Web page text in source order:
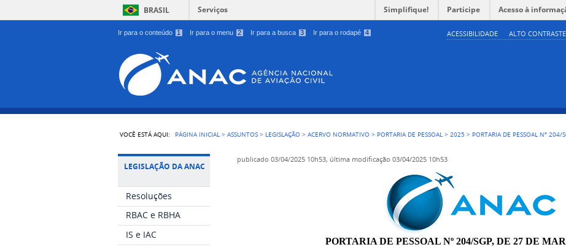
Ir para o conteúdo 1 Ir para o menu 2 Ir para a busca 3 Ir para o rodapé 4 ACESSIBILIDADE ALTO CONTRASTE
BRASIL Serviços Simplifique! Participe Acesso à
VOCÊ ESTÁ AQUI: PÁGINA INICIAL >ASSUNTOS > LEGISLAÇÃO >ACERVO NORMATIVO > PORTARIA DE PESSOAL >2025 > PORTARIA DE PESSOAL Nº
LEGISLAÇÃO DA ANAC
Resoluções
RBAC e RBHA
IS e IAC
publicado 03/04/2025 10h53, última modificação 03/04/2025 10h53
PORTARIA DE PESSOAL Nº 204/SGP, DE 27 DE